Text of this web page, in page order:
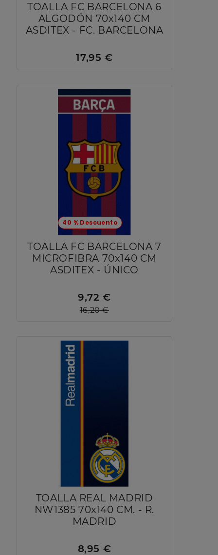
TOALLA FC BARCELONA 6
ALGODÓN 70x140 CM
ASDITEX - FC. BARCELONA
17,95 €
40 % Descuento
TOALLA FC BARCELONA 7
MICROFIBRA 70x140 CM
ASDITEX - ÚNICO
9,72 €
16,20 €
TOALLA REAL MADRID
NW1385 70x140 CM. - R.
MADRID
8,95 €